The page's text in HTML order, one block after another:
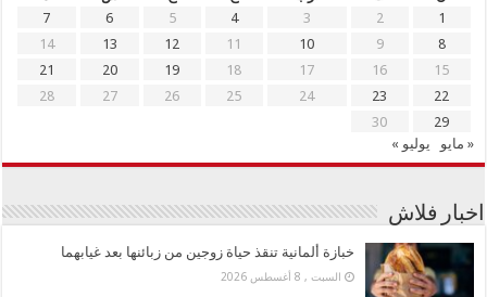
1
2
3
4
5
6
7
8
9
10
11
12
13
14
15
16
17
18
19
20
21
22
23
24
25
26
27
28
29
30
« مايو
يوليو »
اخبار فلاش
خبازة ألمانية تنقذ حياة زوجين من زبائنها بعد غيابهما
السبت , 8 أغسطس 2026